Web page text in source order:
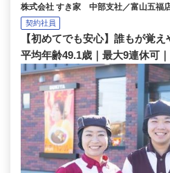
株式会社 すき家 中部支社／富山五福
契約社員
【初めてでも安心】誰もが覚
平均年齢49.1歳｜最大9連休可